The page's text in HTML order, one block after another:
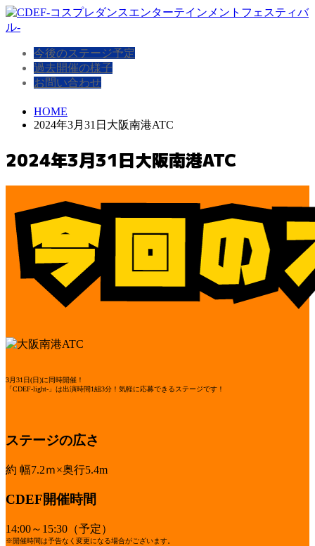
今後のステージ予定
過去開催の様子
お問い合わせ
HOME
2024年3月31日大阪南港ATC
2024年3月31日大阪南港ATC
3月31日(日)に同時開催！
「CDEF-light-」は出演時間1組3分！気軽に応募できるステージです！
ステージの広さ
約 幅7.2ｍ×奥行5.4m
CDEF開催時間
14:00～15:30（予定）
※開催時間は予告なく変更になる場合がございます。